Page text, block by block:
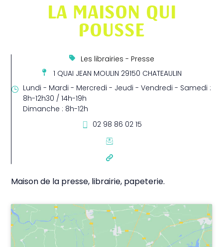
LA MAISON QUI
POUSSE
Les librairies - Presse
1 QUAI JEAN MOULIN 29150 CHATEAULIN
Lundi - Mardi - Mercredi - Jeudi - Vendredi - Samedi :
8h-12h30 / 14h-19h
Dimanche : 8h-12h
02 98 86 02 15
Maison de la presse, librairie, papeterie.